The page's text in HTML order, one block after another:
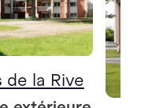
de la Rive